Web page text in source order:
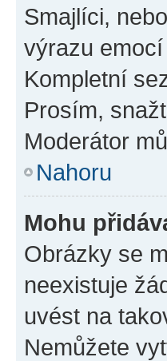
Smajlíci,
výrazu
Kompletní
Prosím,
Moderátor
Nahoru
Mohu
Obrázky se
neexistuje
uvést na
Nemůžete